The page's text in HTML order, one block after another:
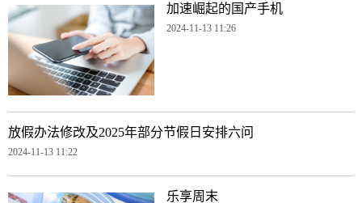
加速崛起的国产手机
2024-11-13 11:26
放假办法修改及2025年部分节假日安排六问
2024-11-13 11:22
乐享周末